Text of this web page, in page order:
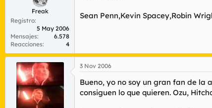
Freak
Registro
5 May 2006
Mensajes
6.578
Reacciones
4
Sean Penn,Kevin Spacey,Robin
3 Nov 2006
Bueno, yo no soy un gran fan de la
consiguen lo que quieren. Ozu,